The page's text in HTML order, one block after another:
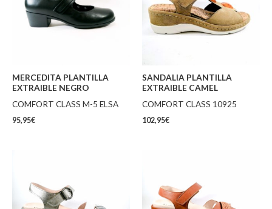
MERCEDITA PLANTILLA
EXTRAIBLE NEGRO
COMFORT CLASS M-5 ELSA
95,95€
SANDALIA PLANTILLA
EXTRAIBLE CAMEL
COMFORT CLASS 10925
102,95€